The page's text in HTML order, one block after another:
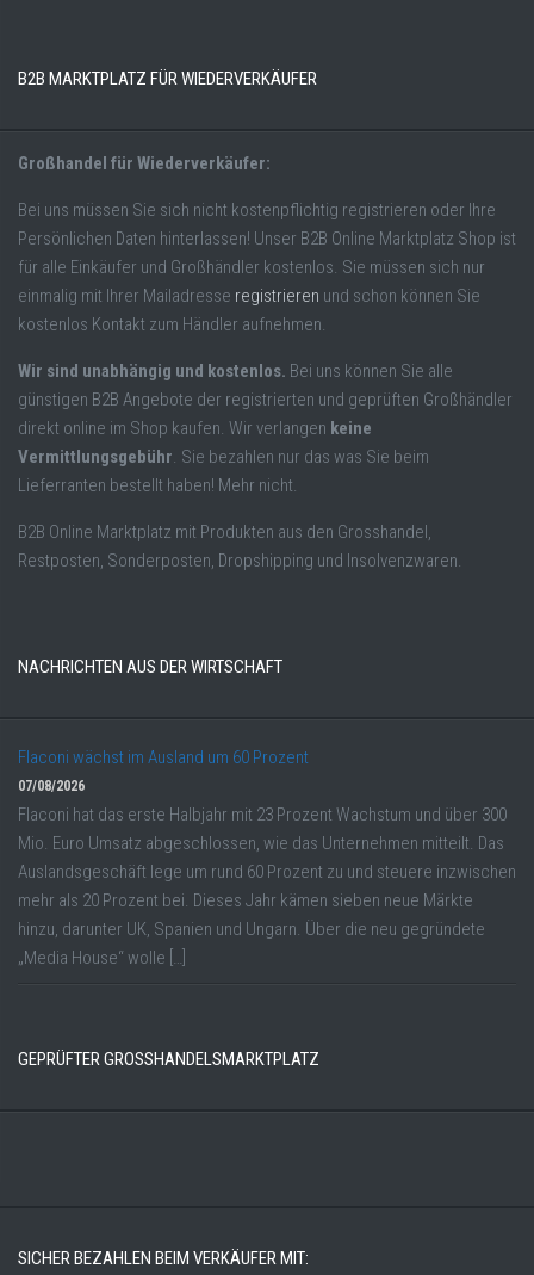
B2B MARKTPLATZ FÜR WIEDERVERKÄUFER
Großhandel für Wiederverkäufer:
Bei uns müssen Sie sich nicht kostenpflichtig registrieren oder Ihre
Persönlichen Daten hinterlassen! Unser B2B Online Marktplatz Shop ist
für alle Einkäufer und Großhändler kostenlos. Sie müssen sich nur
einmalig mit Ihrer Mailadresse registrieren und schon können Sie
kostenlos Kontakt zum Händler aufnehmen.
Wir sind unabhängig und kostenlos. Bei uns können Sie alle
günstigen B2B Angebote der registrierten und geprüften Großhändler
direkt online im Shop kaufen. Wir verlangen keine
Vermittlungsgebühr. Sie bezahlen nur das was Sie beim
Lieferranten bestellt haben! Mehr nicht.
B2B Online Marktplatz mit Produkten aus den Grosshandel,
Restposten, Sonderposten, Dropshipping und Insolvenzwaren.
NACHRICHTEN AUS DER WIRTSCHAFT
Flaconi wächst im Ausland um 60 Prozent
07/08/2026
Flaconi hat das erste Halbjahr mit 23 Prozent Wachstum und über 300
Mio. Euro Umsatz abgeschlossen, wie das Unternehmen mitteilt. Das
Auslandsgeschäft lege um rund 60 Prozent zu und steuere inzwischen
mehr als 20 Prozent bei. Dieses Jahr kämen sieben neue Märkte
hinzu, darunter UK, Spanien und Ungarn. Über die neu gegründete
„Media House“ wolle […]
GEPRÜFTER GROSSHANDELSMARKTPLATZ
SICHER BEZAHLEN BEIM VERKÄUFER MIT: